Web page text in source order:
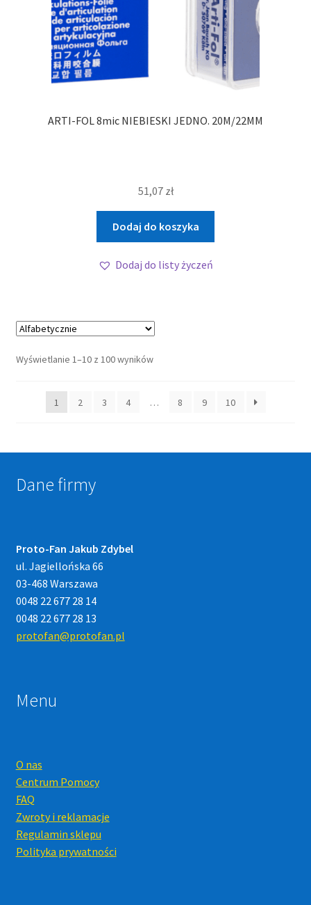
ARTI-FOL 8mic NIEBIESKI JEDNO. 20M/22MM
51,07 zł
Dodaj do koszyka
Dodaj do listy życzeń
Wyświetlanie 1–10 z 100 wyników
1 2 3 4 … 8 9 10
Dane firmy
Proto-Fan Jakub Zdybel
ul. Jagiellońska 66
03-468 Warszawa
0048 22 677 28 14
0048 22 677 28 13
protofan@protofan.pl
Menu
O nas
Centrum Pomocy
FAQ
Zwroty i reklamacje
Regulamin sklepu
Polityka prywatności